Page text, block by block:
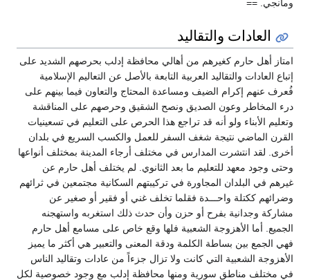
والتقاليد
كغيرهم من أهالي محافظة إدلب بحرصهم الشديد على
والتقاليد العربية التابعة بالأصل عن التعاليم الإسلامية
الضيف ومساعدة المحتاج والتعاون فيما بينهم على
وعون الصديق ونصح الشقيق وحرصهم على المناقشة
ولو أنه قد تراجع هذا الحرص على التعليم في تسعينيات
نتيجة شغف السفر للعمل والكسب السريع في بلدان
المدارس في مختلف أرجاء المدينة بمختلف أنواعها
للتعليم ما بعد الثانوي. لم يختلف أهل حارم عن
المجاورة في تركيبتهم السكانية مجتمعين في ثرائهم
واحـــدة فقلما تخلف غني أو فقير أو صغير عن
بفرح أو حزن وأن حدث ذلك استغربه واستهجنه
الأهزوجة الشعبية فلها وقع خاص على مسامع أهل حارم
بساطة الكلمة ودقة المعنى والتعبير هي أكثر ما يميز
التي كانت ولا تزال جزءاً من عادات وتقاليد الناس
سورية ومنها محافظة إدلب مع وجود خصوصية لكل